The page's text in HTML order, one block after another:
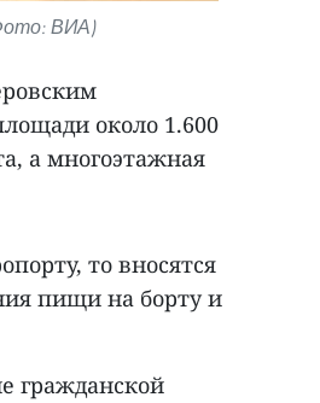
ВИА)
около 1.600
а многоэтажная
то вносятся
пищи на борту и
гражданской